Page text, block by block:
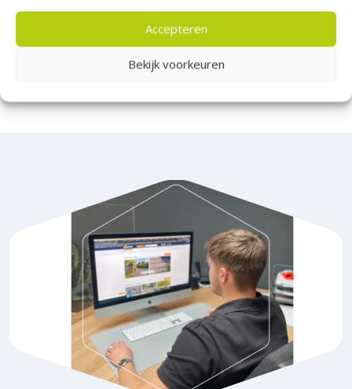
Accepteren
Bekijk voorkeuren